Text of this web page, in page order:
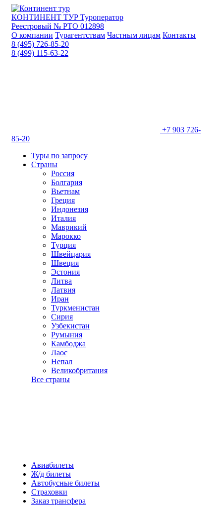
КОНТИНЕНТ ТУР Туроператор
Реестровый № РТО 012898
О компании Турагентствам Частным лицам Контакты
8 (495) 726-85-20
8 (499) 115-63-22
+7 903 726-
85-20
Туры по запросу
Страны
Россия
Болгария
Вьетнам
Греция
Индонезия
Италия
Маврикий
Марокко
Турция
Швейцария
Швеция
Эстония
Литва
Латвия
Иран
Туркменистан
Сирия
Узбекистан
Румыния
Камбоджа
Лаос
Непал
Великобритания
Все страны
Авиабилеты
Ж/д билеты
Автобусные билеты
Страховки
Заказ трансфера